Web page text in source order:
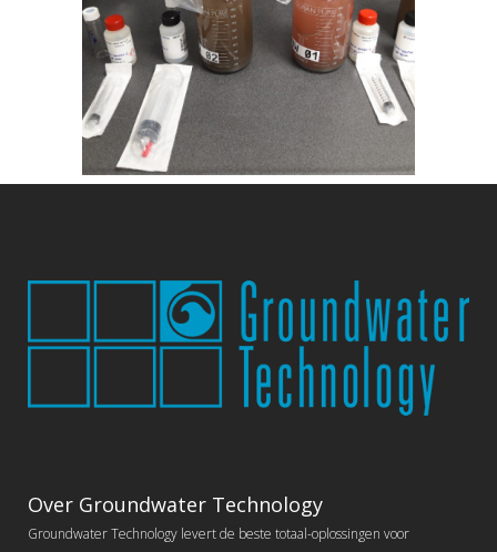
Over Groundwater Technology
Groundwater Technology levert de beste totaal-oplossingen voor